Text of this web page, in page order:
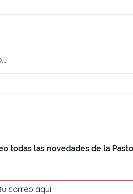
todas las novedades de la